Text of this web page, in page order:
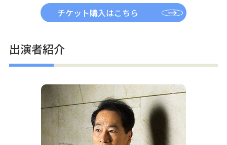
チケット購入はこちら
出演者紹介